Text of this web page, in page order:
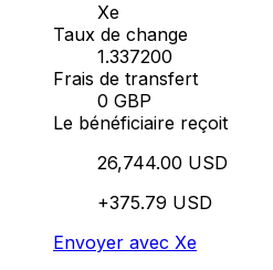
Xe
Taux de change
1.337200
Frais de transfert
0 GBP
Le bénéficiaire reçoit
26,744.00 USD
+375.79 USD
Envoyer avec Xe